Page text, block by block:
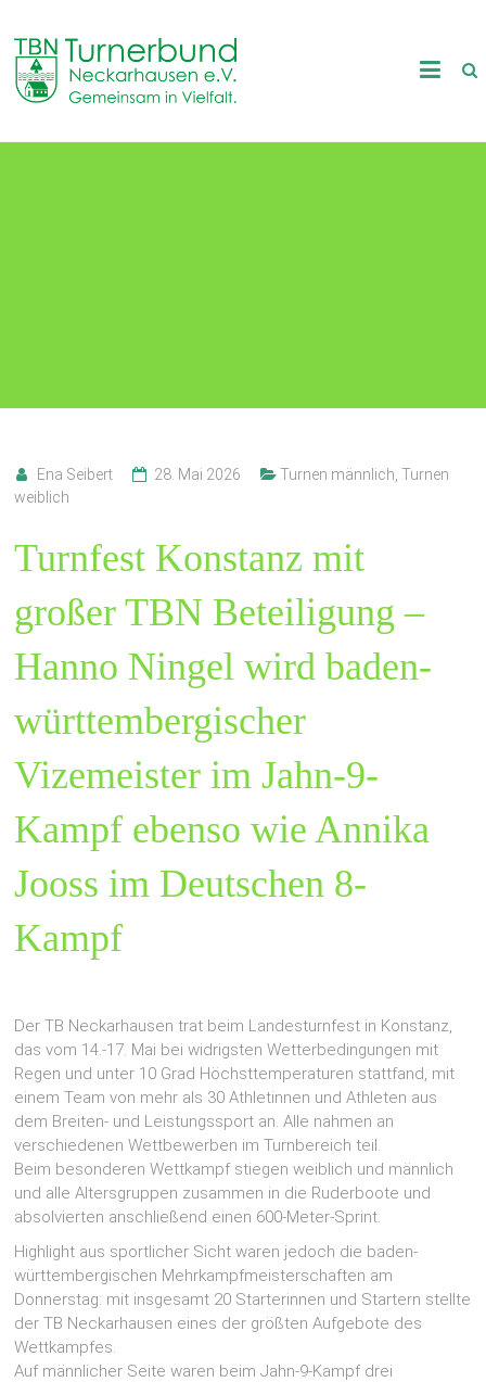
content
TB
Neckarhausen
Ena Seibert 28. Mai 2026 Turnen männlich Turnen
weiblich
Turnfest Konstanz mit
großer TBN Beteiligung –
Hanno Ningel wird baden-
württembergischer
Vizemeister im Jahn-9-
Kampf ebenso wie Annika
Jooss im Deutschen 8-
Kampf
Der TB Neckarhausen trat beim Landesturnfest in Konstanz,
das vom 14.-17. Mai bei widrigsten Wetterbedingungen mit
Regen und unter 10 Grad Höchsttemperaturen stattfand, mit
einem Team von mehr als 30 Athletinnen und Athleten aus
dem Breiten- und Leistungssport an. Alle nahmen an
verschiedenen Wettbewerben im Turnbereich teil.
Beim besonderen Wettkampf stiegen weiblich und männlich
und alle Altersgruppen zusammen in die Ruderboote und
absolvierten anschließend einen 600-Meter-Sprint.
Highlight aus sportlicher Sicht waren jedoch die baden-
württembergischen Mehrkampfmeisterschaften am
Donnerstag: mit insgesamt 20 Starterinnen und Startern stellte
der TB Neckarhausen eines der größten Aufgebote des
Wettkampfes.
Auf männlicher Seite waren beim Jahn-9-Kampf drei